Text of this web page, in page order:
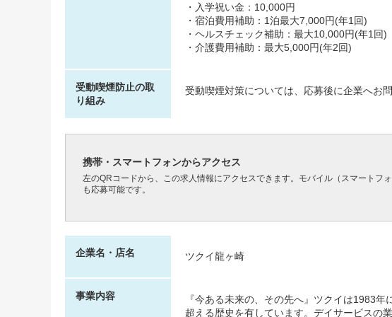
・入学祝い金：10,000円
・宿泊費用補助：1泊最大7,000円(年1回)
・ヘルスチェック補助：最大10,000円(年1回)
・介護費用補助：最大5,000円(年2回)
受動喫煙防止の取
り組み
受動喫煙対策については、応募後に企業へお
携帯・スマートフォンからアクセス
左のQRコードから、この求人情報にアクセスできます。モバイル（スマートフ
も応募可能です。
企業名・店名 ツクイ龍ヶ崎
事業内容
『今ある未来の、その先へ』ツクイは1983
超える歴史を有しています。デイサービスの